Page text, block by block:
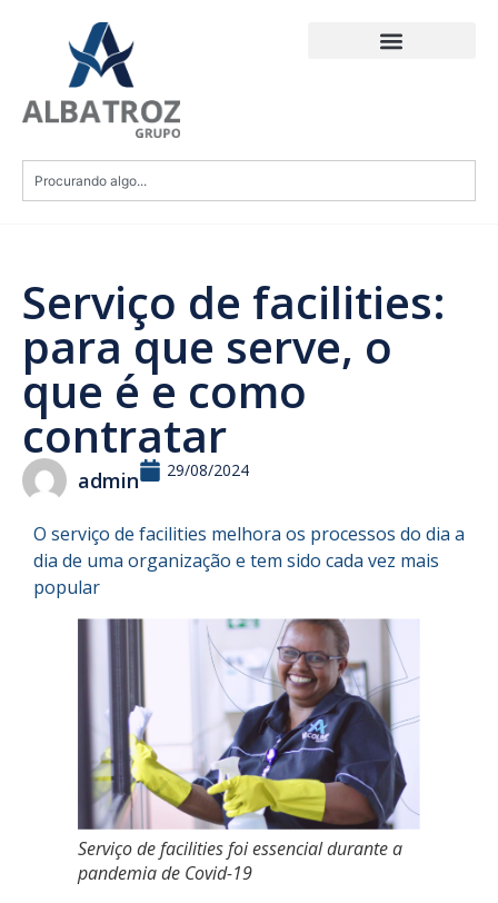
Serviço de facilities:
para que serve, o
que é e como
contratar
admin 29/08/2024
O serviço de facilities melhora os processos do dia a
dia de uma organização e tem sido cada vez mais
popular
Serviço de facilities foi essencial durante a
pandemia de Covid-19